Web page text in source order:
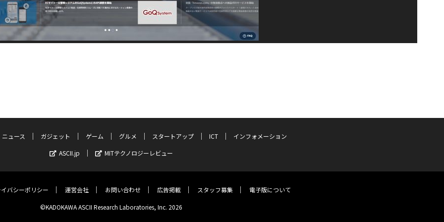
ニュース ガジェット ゲーム グルメ スタートアップ ICT
インフォメーション
ASCII.jp
MITテクノロジーレビュー
バシーポリシー 運営会社 お問い合わせ 広告掲載 スタッフ募集 電子版について
©KADOKAWA ASCII Research Laboratories, Inc. 2026